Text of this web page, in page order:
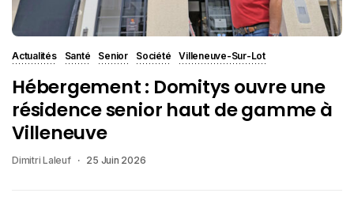
Actualités Santé Senior Société Villeneuve-Sur-Lot
Hébergement : Domitys ouvre une
résidence senior haut de gamme à
Villeneuve
Dimitri Laleuf 25 Juin 2026